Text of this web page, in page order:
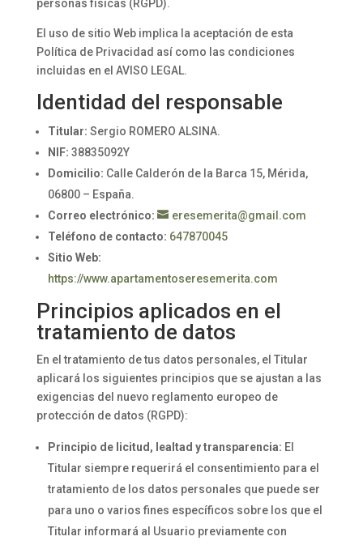
personas físicas (RGPD).
El uso de sitio Web implica la aceptación de esta
Política de Privacidad así como las condiciones
incluidas en el AVISO LEGAL.
Identidad del responsable
Titular: Sergio ROMERO ALSINA.
NIF: 38835092Y
Domicilio: Calle Calderón de la Barca 15, Mérida,
06800 – España.
Correo electrónico:
eresemerita@gmail.com
Teléfono de contacto: 647870045
Sitio Web:
https://www.apartamentoseresemerita.com
Principios aplicados en el
tratamiento de datos
En el tratamiento de tus datos personales, el Titular
aplicará los siguientes principios que se ajustan a las
exigencias del nuevo reglamento europeo de
protección de datos (RGPD):
Principio de licitud, lealtad y transparencia: El
Titular siempre requerirá el consentimiento para el
tratamiento de los datos personales que puede ser
para uno o varios fines específicos sobre los que el
Titular informará al Usuario previamente con